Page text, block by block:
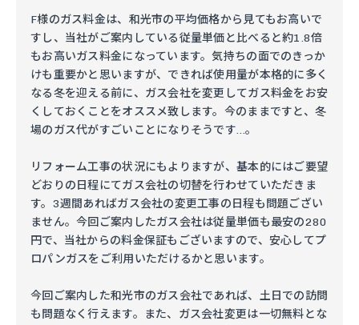
F様のガス料金は、和光市の平均価格から見てもお高いで
すし、当社がご案内している従量単価と比べると約1.8倍
もお高いガス料金になっています。気持ちの面でのきっか
けも重要かと思いますが、できれば使用量が本格的に多く
なる冬を迎える前に、ガス会社を変更してガス料金をお安
くしておくことをオススメ致します。今のままですと、冬
場のガス代がすごいことになりそうです…。
リフォーム工事の状況にもよりますが、基本的にはご要望
どおりの日程にてガス会社の切替を行わせていただきま
す。3週間あればガス会社の変更工事の日程も問題ござい
ません。今回ご案内したガス会社は従量単価も最安の280
円で、当社からの料金保証もございますので、安心してプ
ロパンガスをご利用いただけるかと思います。
今回ご案内した和光市のガス会社であれば、土日での訪問
も問題なく行えます。また、ガス会社変更は一切無料とな